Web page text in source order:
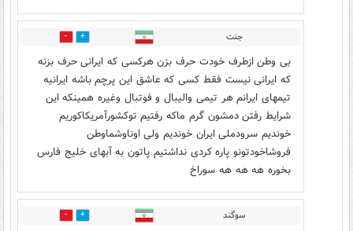
جنت 0
بی وطن ازطرف خودت حرف بزن هرکسی که ایرانی حرف بزنه
که ایرانی نیست فقط کسی که عاشق این پرچم باشه ایرانیه
تیمهای ایرانم هر تیمی والیبال و فوتبال وغیره همینکه این
شرایط رفتن دمشون گرم ماکه رفتیم توکشورآمریکاکوریم
خوندیم سرودملی ایران خوندیم ولی اوناوشماوطن
فروشاخودتونو پاره کردی نداشتیم پاتون به آبهای خلیج فارس
بخوره هه هه هه سوراخ
سوگند 0